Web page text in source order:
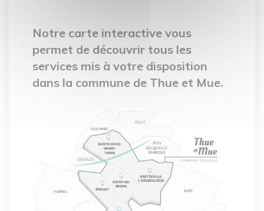
Notre carte interactive vous
permet de découvrir tous les
services mis à votre disposition
dans la commune de Thue et Mue.